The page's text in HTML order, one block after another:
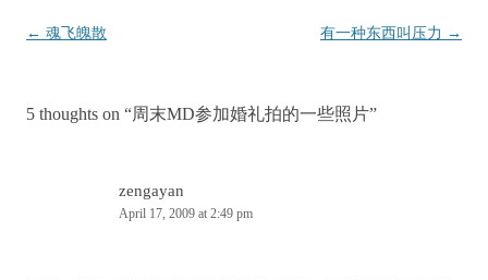
Post
← 魂飞魄散 有一种东西叫压力 →
5 thoughts on “周末MD参加婚礼拍的一些照片”
zengayan
April 17, 2009 at 2:49 pm